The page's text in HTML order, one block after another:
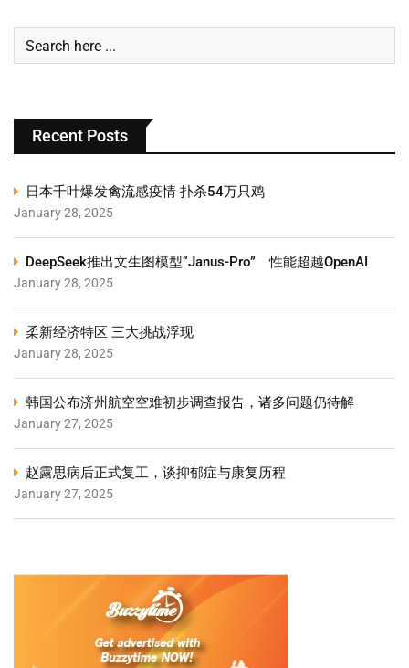
Recent Posts
日本千叶爆发禽流感疫情 扑杀54万只鸡
January 28, 2025
DeepSeek推出文生图模型“Janus-Pro” 性能超越OpenAI
January 28, 2025
柔新经济特区 三大挑战浮现
January 28, 2025
韩国公布济州航空空难初步调查报告，诸多问题仍待解
January 27, 2025
赵露思病后正式复工，谈抑郁症与康复历程
January 27, 2025